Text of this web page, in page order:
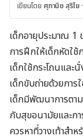
เขียนโดย ศุภานิช สุริโย ·
เด็กอายุประมาณ 1
การฝึกให้เด็กหัดใช้
เด็กใช้กระโถนแล
เด็กขับถ่ายด้วยการ
เด็กมีพัฒนาการตา
กับสุขอนามัยและก
ควรหาที่วางเท้าสำ